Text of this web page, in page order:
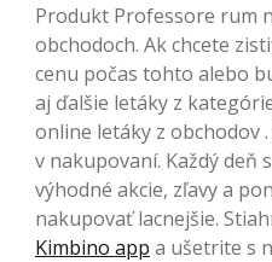
Produkt Professore rum
obchodoch. Ak chcete
cenu počas tohto alebo
aj ďalšie letáky z
online letáky z obchodov .
v nakupovaní. Každý deň
výhodné akcie, zľavy a
nakupovať lacnejšie.
Kimbino app a ušetrite s